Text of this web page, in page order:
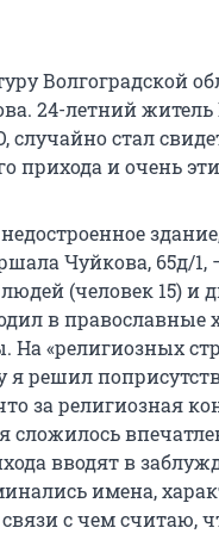
Волгоградской
24-летний житель
стал
прихода и очень
Чуйкова, 65д/
(человек 15) и
в
На «религиозных
решил
за религиозная
вводят в
имена,
с чем считаю,